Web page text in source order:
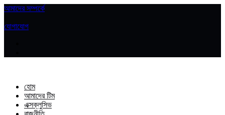
আমাদের সম্পর্কে
যোগাযোগ
হোম
আমাদের টিম
এক্সক্লুসিভ